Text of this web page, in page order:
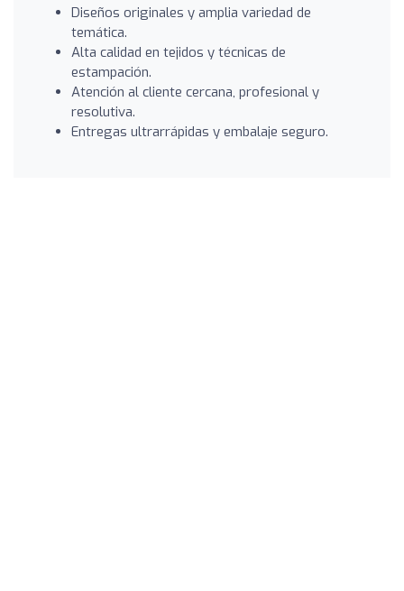
Diseños originales y amplia variedad de
temática.
Alta calidad en tejidos y técnicas de
estampación.
Atención al cliente cercana, profesional y
resolutiva.
Entregas ultrarrápidas y embalaje seguro.